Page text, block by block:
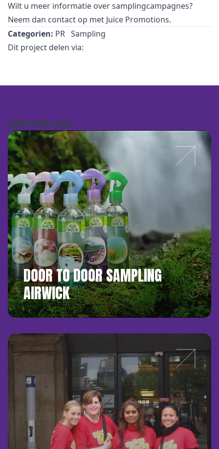
Wilt u meer informatie over samplingcampagnes?
Neem dan contact op met Juice Promotions.
Categorien: PR Sampling
Dit project delen via:
GERELATEERDE CASES
DOOR TO DOOR SAMPLING
AIRWICK